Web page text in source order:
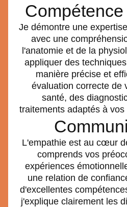
Je démontre une
avec une
l'anatomie et de la
appliquer des
manière précise et
évaluation correcte de
santé, des
traitements adaptés à
L'empathie est au cœur
comprends vos
expériences
une relation de
d'excellentes
j'explique clairement les